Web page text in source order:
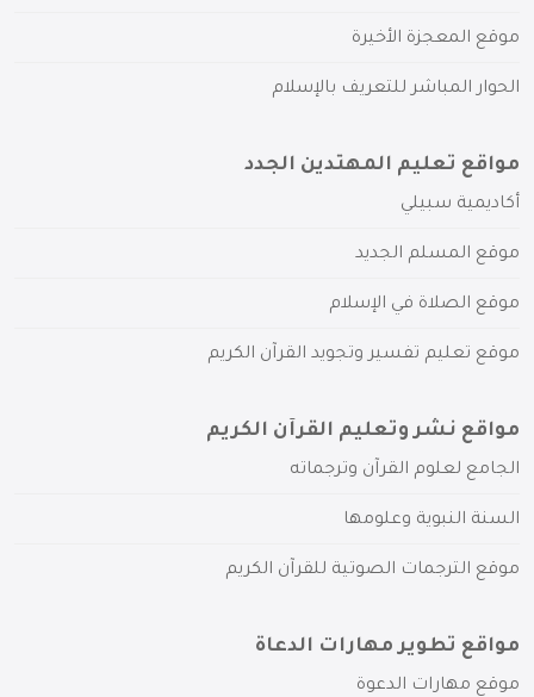
موقع المعجزة الأخيرة
الحوار المباشر للتعريف بالإسلام
مواقع تعليم المهتدين الجدد
أكاديمية سبيلي
موقع المسلم الجديد
موقع الصلاة في الإسلام
موقع تعليم تفسير وتجويد القرآن الكريم
مواقع نشر وتعليم القرآن الكريم
الجامع لعلوم القرآن وترجماته
السنة النبوية وعلومها
موقع الترجمات الصوتية للقرآن الكريم
مواقع تطوير مهارات الدعاة
موقع مهارات الدعوة